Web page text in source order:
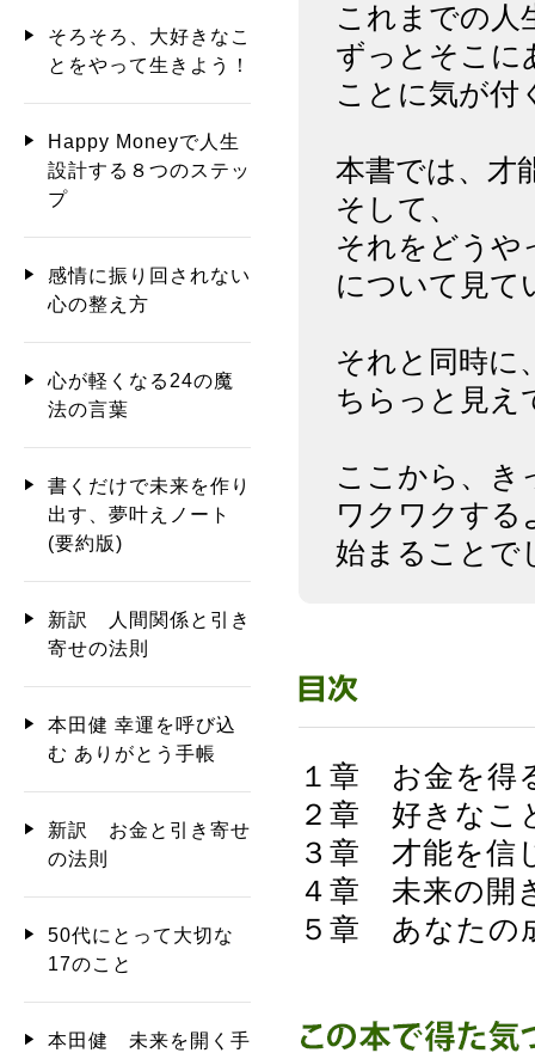
これまでの人
ずっとそこに
ことに気が付
本書では、才
そして、
それをどうや
について見て
それと同時に
ちらっと見え
ここから、き
ワクワクする
始まることで
１章 お金を得
２章 好きなこ
３章 才能を信
４章 未来の開
５章 あなたの
そろそろ、大好きなこ
とをやって生きよう！
Happy Moneyで人生
設計する８つのステッ
プ
感情に振り回されない
心の整え方
心が軽くなる24の魔
法の言葉
書くだけで未来を作り
出す、夢叶えノート
(要約版)
新訳 人間関係と引き
寄せの法則
本田健 幸運を呼び込
む ありがとう手帳
新訳 お金と引き寄せ
の法則
50代にとって大切な
17のこと
本田健 未来を開く手